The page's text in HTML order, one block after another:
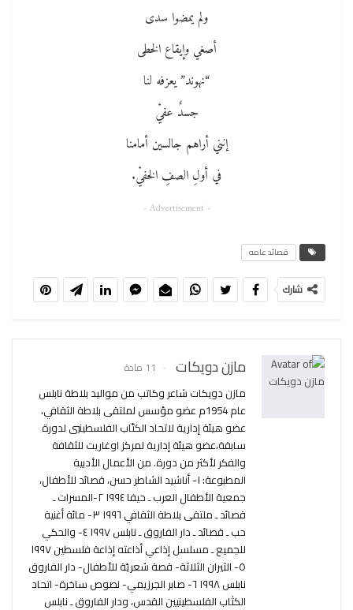
ولم يمضوا سدى
أصغي وإيقاع الخطى
“نهوند” يعزفه لنا
جسدٌ عفيْ
إنني أراهم جالسين أمامنا
في أولِ الصفِ الخفيْ.
- Advertisement -
قصائد عامه
شارك
مازن دويكات 11 مادة
مازن دويكات شاعر وكاتب من مواليد بلاطة نابلس
عام 1954م عضو مؤسس لملتقى بلاطة الثقافي،
عضو هيئة إدارية لاتحاد الكتّاب الفلسطينيي لدورة
سابقة،عضو هيئة إدارية لمركز اوغاريت للثقافة
والفكر لأكثر من دورة. من الأعمال الأدبية
المطبوعة: ١- أناشيد الشاطر حسن، قصائد للأطفال،
جمعية الأطفال العرب ـ حيفا ١٩٩٤ ٢-المسرات ـ
قصائد ـ ملتقى بلاطة الثقافي ١٩٩٦ ٣- مائة أغنية
حب ـ قصائد ـ دار الفاروق ـ نابلس ١٩٩٧ ٤- والحكي
للجميع ـ مسلسل إذاعي أذاعته إذاعة فلسطين ١٩٩٧
٥- الثيران الثلاثة- قصة شعريّة للأطفال- دار الفاروق
نابلس ١٩٩٨ ٦- صابر الجرزيمي- نصوص ساخرة- اتحاد
الكتٰاب الفلسطينيين القدس، ودار الفاروق ـ نابلس